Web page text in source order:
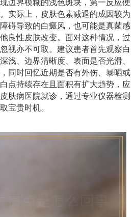
边界模糊的浅色斑块，第一反应便
实际上，皮肤色素减退的成因较为
碍导致的白癜风，也可能是真菌感
良性皮肤改变。面对这种情况，过
视亦不可取。建议患者首先观察白
浅、边界清晰度、表面是否光滑、
同时回忆近期是否有外伤、暴晒或
点持续存在且面积有扩大趋势，应
肤病医院就诊，通过专业仪器检测
宝贵时机。